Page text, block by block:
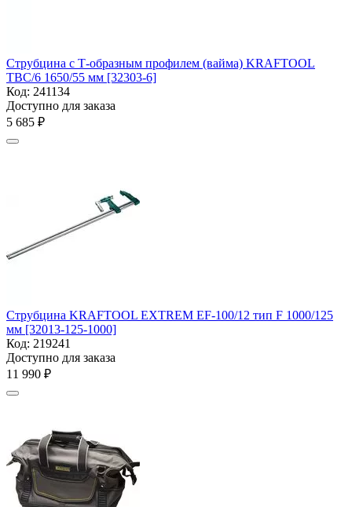
Струбцина с Т-образным профилем (вайма) KRAFTOOL
TBC/6 1650/55 мм [32303-6]
Код: 241134
Доступно для заказа
5 685 ₽
Струбцина KRAFTOOL EXTREM EF-100/12 тип F 1000/125
мм [32013-125-1000]
Код: 219241
Доступно для заказа
11 990 ₽